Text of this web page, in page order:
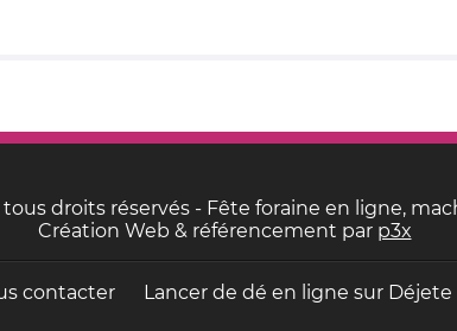
droits réservés - Fête foraine en ligne,
Création Web & référencement par p3x
contacter Lancer de dé en ligne sur Déjete